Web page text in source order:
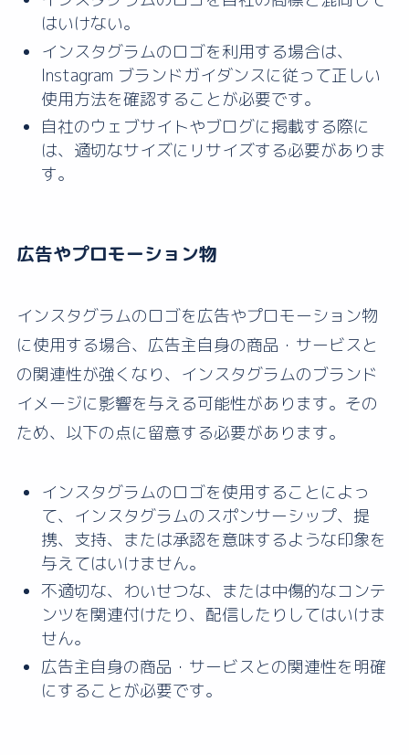
はいけない。
インスタグラムのロゴを利用する場合は、
Instagram ブランドガイダンスに従って正しい
使用方法を確認することが必要です。
自社のウェブサイトやブログに掲載する際に
は、適切なサイズにリサイズする必要がありま
す。
広告やプロモーション物
インスタグラムのロゴを広告やプロモーション物
に使用する場合、広告主自身の商品・サービスと
の関連性が強くなり、インスタグラムのブランド
イメージに影響を与える可能性があります。その
ため、以下の点に留意する必要があります。
インスタグラムのロゴを使用することによっ
て、インスタグラムのスポンサーシップ、提
携、支持、または承認を意味するような印象を
与えてはいけません。
不適切な、わいせつな、または中傷的なコンテ
ンツを関連付けたり、配信したりしてはいけま
せん。
広告主自身の商品・サービスとの関連性を明確
にすることが必要です。